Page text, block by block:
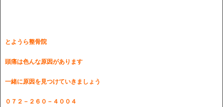
とようら整骨院
頭痛は色んな原因があります
一緒に原因を見つけていきましょう
０７２－２６０－４００４